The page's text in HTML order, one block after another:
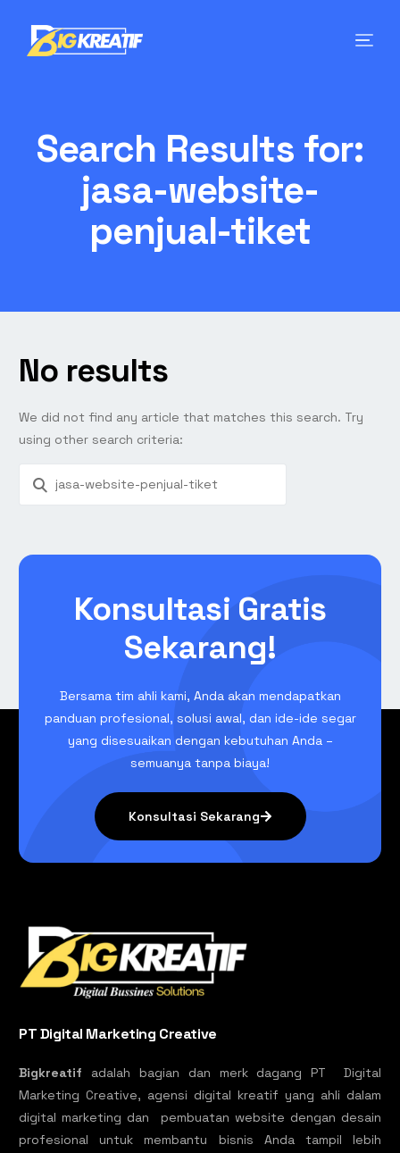
Search Results for:
jasa-website-
penjual-tiket
No results
We did not find any article that matches this search. Try
using other search criteria:
Konsultasi Gratis
Sekarang!
Bersama tim ahli kami, Anda akan mendapatkan
panduan profesional, solusi awal, dan ide-ide segar
yang disesuaikan dengan kebutuhan Anda –
semuanya tanpa biaya!
Konsultasi Sekarang
PT Digital Marketing Creative
Bigkreatif adalah bagian dan merk dagang PT Digital
Marketing Creative, agensi digital kreatif yang ahli dalam
digital marketing dan pembuatan website dengan desain
profesional untuk membantu bisnis Anda tampil lebih